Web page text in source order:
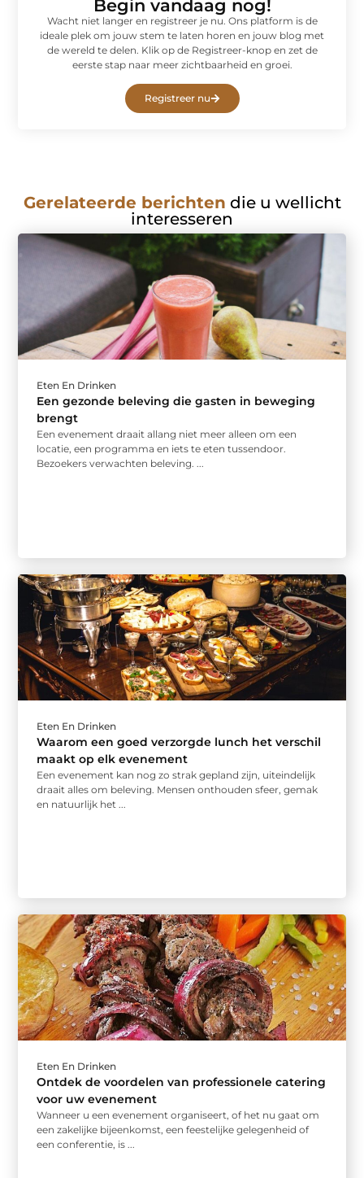
Begin vandaag nog!
Wacht niet langer en registreer je nu. Ons platform is de
ideale plek om jouw stem te laten horen en jouw blog met
de wereld te delen. Klik op de Registreer-knop en zet de
eerste stap naar meer zichtbaarheid en groei.
Registreer nu
Gerelateerde berichten die u wellicht
interesseren
Eten En Drinken
Een gezonde beleving die gasten in beweging
brengt
Een evenement draait allang niet meer alleen om een
locatie, een programma en iets te eten tussendoor.
Bezoekers verwachten beleving. ...
Eten En Drinken
Waarom een goed verzorgde lunch het verschil
maakt op elk evenement
Een evenement kan nog zo strak gepland zijn, uiteindelijk
draait alles om beleving. Mensen onthouden sfeer, gemak
en natuurlijk het ...
Eten En Drinken
Ontdek de voordelen van professionele catering
voor uw evenement
Wanneer u een evenement organiseert, of het nu gaat om
een zakelijke bijeenkomst, een feestelijke gelegenheid of
een conferentie, is ...